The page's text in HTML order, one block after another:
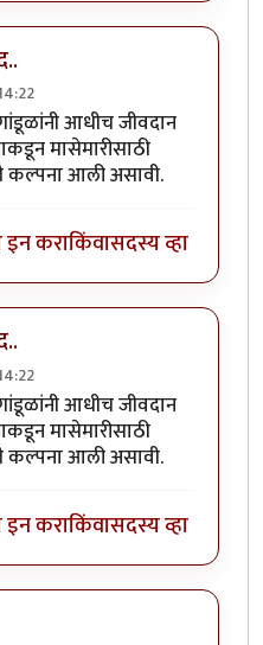
आवडला. आमच्याby
आधीच जीवदान
मासेमारीसाठी
कल्पना आली असावी.
इन कराकिंवासदस्य व्हा
आवडला. आमच्याby
आधीच जीवदान
मासेमारीसाठी
कल्पना आली असावी.
इन कराकिंवासदस्य व्हा